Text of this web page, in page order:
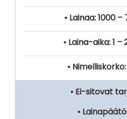
• Lainaa: 1000
• Laina-aika: 1
•
• Ei-sitovat
•